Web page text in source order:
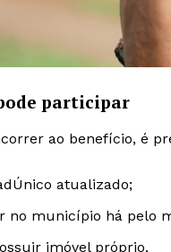
participar
ao benefício, é
atualizado;
no município há pelo
imóvel próprio.